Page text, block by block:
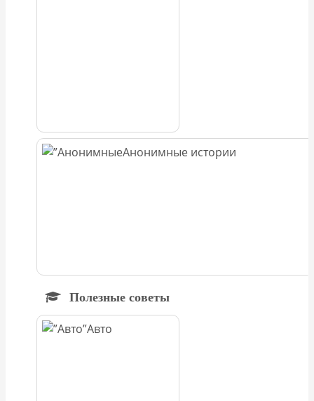
Анонимные истории
Полезные советы
Авто